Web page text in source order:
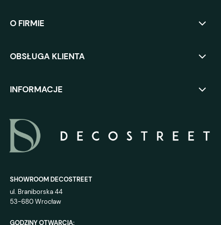
O FIRMIE
OBSŁUGA KLIENTA
INFORMACJE
SHOWROOM DECOSTREET
ul. Braniborska 44
53-680 Wrocław
GODZINY OTWARCIA: